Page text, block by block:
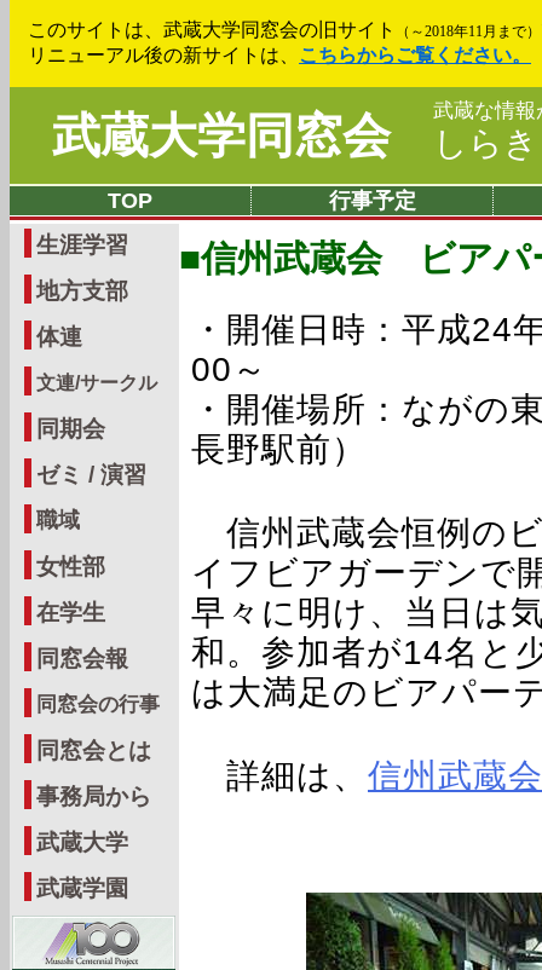
このサイトは、武蔵大学同窓会の旧サイト （～2018年11月まで）
リニューアル後の新サイトは、
こちらからご覧ください。
武蔵大学同窓会 武蔵な情報
しら
TOP 行事予定
生涯学習
地方支部
体連
文連/サークル
同期会
ゼミ / 演習
職域
女性部
在学生
同窓会報
同窓会の行事
同窓会とは
事務局から
武蔵大学
武蔵学園
■信州武蔵会 ビアパ
・開催日時：平成24
00～
・開催場所：ながの
長野駅前）
信州武蔵会恒例の
イフビアガーデンで
早々に明け、当日は
和。参加者が14名と
は大満足のビアパー
詳細は、 信州武蔵